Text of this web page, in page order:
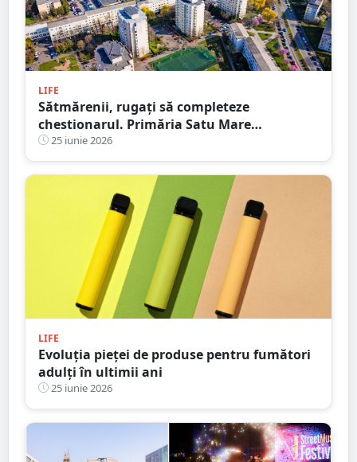
LIFE
Sătmărenii, rugați să completeze
chestionarul. Primăria Satu Mare
pregătește noul Plan Urbanistic General
25 iunie 2026
LIFE
Evoluția pieței de produse pentru fumători
adulți în ultimii ani
25 iunie 2026